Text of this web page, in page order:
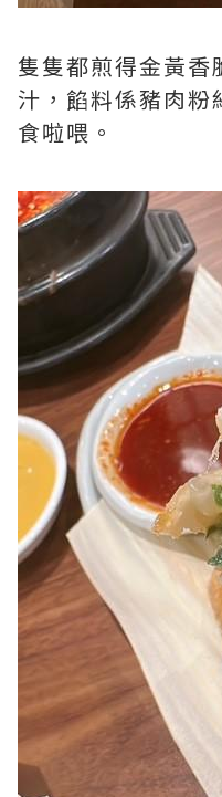
隻隻都煎得金黃香
汁，餡料係豬肉粉
食啦喂。